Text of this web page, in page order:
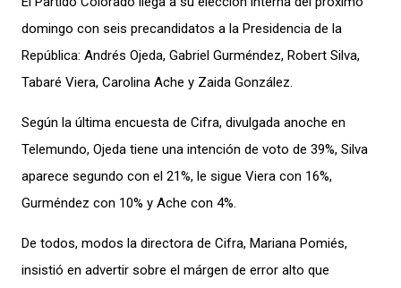
domingo con seis precandidatos a la Presidencia de la
República: Andrés Ojeda, Gabriel Gurméndez, Robert Silva,
Tabaré Viera, Carolina Ache y Zaida González.
Según la última encuesta de Cifra, divulgada anoche en
Telemundo, Ojeda tiene una intención de voto de 39%, Silva
aparece segundo con el 21%, le sigue Viera con 16%,
Gurméndez con 10% y Ache con 4%.
De todos, modos la directora de Cifra, Mariana Pomiés,
insistió en advertir sobre el márgen de error alto que